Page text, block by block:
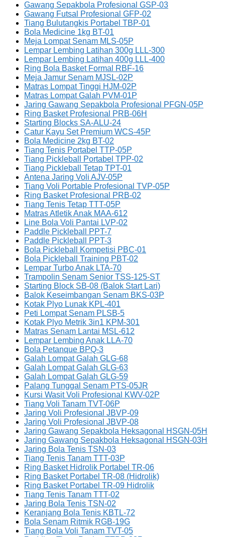
Gawang Sepakbola Profesional GSP-03
Gawang Futsal Profesional GFP-02
Tiang Bulutangkis Portabel TBP-01
Bola Medicine 1kg BT-01
Meja Lompat Senam MLS-05P
Lempar Lembing Latihan 300g LLL-300
Lempar Lembing Latihan 400g LLL-400
Ring Bola Basket Formal RBF-16
Meja Jamur Senam MJSL-02P
Matras Lompat Tinggi HJM-02P
Matras Lompat Galah PVM-01P
Jaring Gawang Sepakbola Profesional PFGN-05P
Ring Basket Profesional PRB-06H
Starting Blocks SA-ALU-24
Catur Kayu Set Premium WCS-45P
Bola Medicine 2kg BT-02
Tiang Tenis Portabel TTP-05P
Tiang Pickleball Portabel TPP-02
Tiang Pickleball Tetap TPT-01
Antena Jaring Voli AJV-05P
Tiang Voli Portable Profesional TVP-05P
Ring Basket Profesional PRB-02
Tiang Tenis Tetap TTT-05P
Matras Atletik Anak MAA-612
Line Bola Voli Pantai LVP-02
Paddle Pickleball PPT-7
Paddle Pickleball PPT-3
Bola Pickleball Kompetisi PBC-01
Bola Pickleball Training PBT-02
Lempar Turbo Anak LTA-70
Trampolin Senam Senior TSS-125-ST
Starting Block SB-08 (Balok Start Lari)
Balok Keseimbangan Senam BKS-03P
Kotak Plyo Lunak KPL-401
Peti Lompat Senam PLSB-5
Kotak Plyo Metrik 3in1 KPM-301
Matras Senam Lantai MSL-612
Lempar Lembing Anak LLA-70
Bola Petanque BPQ-3
Galah Lompat Galah GLG-68
Galah Lompat Galah GLG-63
Galah Lompat Galah GLG-59
Palang Tunggal Senam PTS-05JR
Kursi Wasit Voli Profesional KWV-02P
Tiang Voli Tanam TVT-06P
Jaring Voli Profesional JBVP-09
Jaring Voli Profesional JBVP-08
Jaring Gawang Sepakbola Heksagonal HSGN-05H
Jaring Gawang Sepakbola Heksagonal HSGN-03H
Jaring Bola Tenis TSN-03
Tiang Tenis Tanam TTT-03P
Ring Basket Hidrolik Portabel TR-06
Ring Basket Portabel TR-08 (Hidrolik)
Ring Basket Portabel TR-09 Hidrolik
Tiang Tenis Tanam TTT-02
Jaring Bola Tenis TSN-02
Keranjang Bola Tenis KBTL-72
Bola Senam Ritmik RGB-19G
Tiang Bola Voli Tanam TVT-05